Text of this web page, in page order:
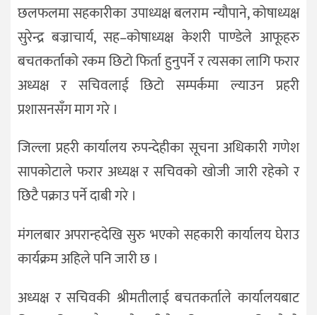
छलफलमा सहकारीका उपाध्यक्ष बलराम न्यौपाने, कोषाध्यक्ष
सुरेन्द्र बज्राचार्य, सह–कोषाध्यक्ष केशरी पाण्डेले आफूहरु
बचतकर्ताको रकम छिटो फिर्ता हुनुपर्ने र त्यसका लागि फरार
अध्यक्ष र सचिवलाई छिटो सम्पर्कमा ल्याउन प्रहरी
प्रशासनसँग माग गरे ।
जिल्ला प्रहरी कार्यालय रुपन्देहीका सूचना अधिकारी गणेश
सापकोटाले फरार अध्यक्ष र सचिवको खोजी जारी रहेको र
छिटै पक्राउ पर्ने दाबी गरे ।
मंगलबार अपरान्हदेखि सुरु भएको सहकारी कार्यालय घेराउ
कार्यक्रम अहिले पनि जारी छ ।
अध्यक्ष र सचिवकी श्रीमतीलाई बचतकर्ताले कार्यालयबाट